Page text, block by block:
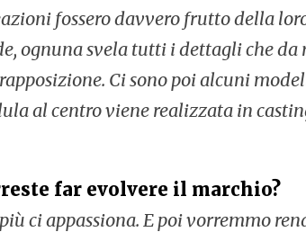
fossero davvero frutto della
ognuna svela tutti i dettagli che da
Ci sono poi alcuni
al centro viene realizzata in
far evolvere il marchio?
ci appassiona. E poi vorremmo